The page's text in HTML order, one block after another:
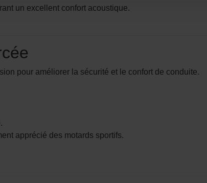
un excellent confort acoustique.
pour améliorer la sécurité et le confort de conduite.
apprécié des motards sportifs.